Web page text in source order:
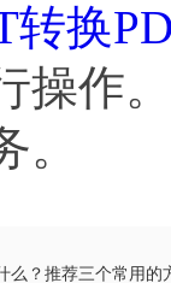
转换
操作
么？推荐三个常用的